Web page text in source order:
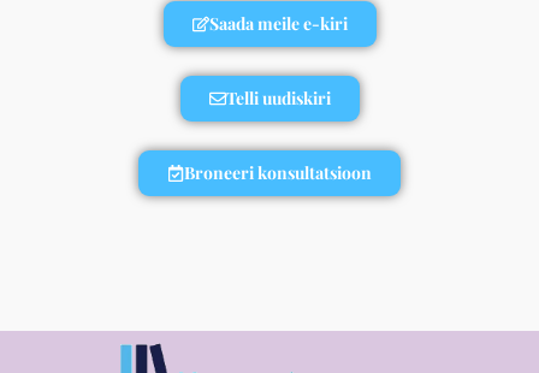
Saada meile e-kiri
Telli uudiskiri
Broneeri konsultatsioon